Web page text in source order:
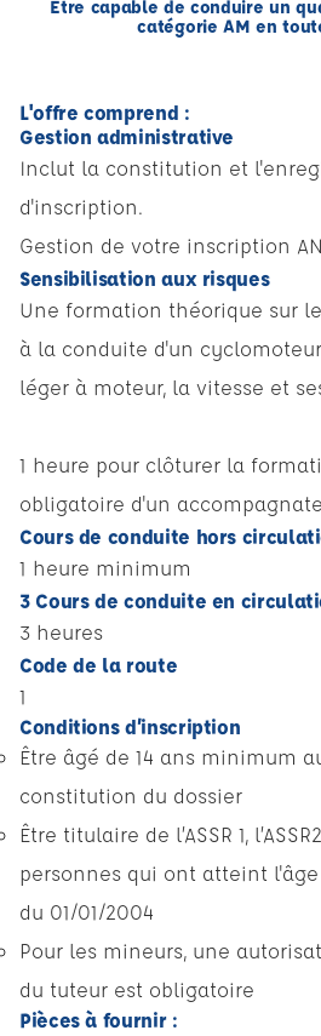
Être capable de conduire un
catégorie AM en
L'offre comprend :
Gestion administrative
Inclut la constitution et
d'inscription.
Gestion de votre inscription
Sensibilisation aux risques
Une formation théorique sur
à la conduite d'un
léger à moteur, la vitesse et
1 heure pour clôturer la
obligatoire d'un
Cours de conduite hors
1 heure minimum
3 Cours de conduite en
3 heures
Code de la route
1
Conditions d’inscription
Être âgé de 14 ans minimum
constitution du dossier
Être titulaire de l’ASSR 1,
personnes qui ont atteint
du 01/01/2004
Pour les mineurs, une
du tuteur est obligatoire
Pièces à fournir :